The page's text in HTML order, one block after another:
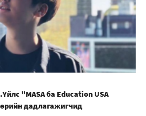
"MASA ба Education USA
дадлагажигчид